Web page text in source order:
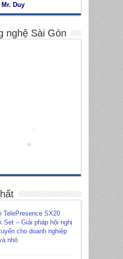
Mr. Duy
nghệ Sài Gòn
TelePresence SX20
Set – Giải pháp hội nghị
cho doanh nghiệp
nhỏ
*